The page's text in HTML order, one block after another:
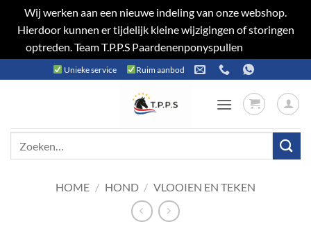
Wij werken aan een nieuwe indeling van onze webshop.
Hierdoor kunnen er tijdelijk kleine wijzigingen of storingen
optreden. Team T.P.P.S Paardenenponyspullen
naar
Unieke service Ruim aanbod
HOME / HOND / VLOOIEN EN TEKEN